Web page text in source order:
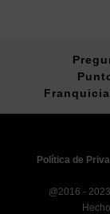
Política de
@2016 -